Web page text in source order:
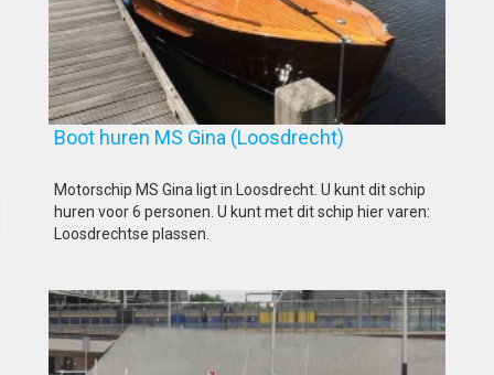
Boot huren MS Gina (Loosdrecht)
Motorschip MS Gina ligt in Loosdrecht. U kunt dit schip
huren voor 6 personen. U kunt met dit schip hier varen:
Loosdrechtse plassen.